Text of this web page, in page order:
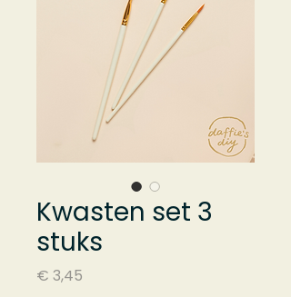
Kwasten set 3
stuks
€ 3,45